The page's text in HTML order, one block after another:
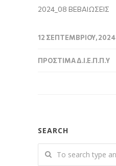
2024_08 ΒΕΒΑΙΩΣΕΙΣ
12 ΣΕΠΤΕΜΒΡΊΟΥ, 2024
ΠΡΌΣΤΙΜΑ Δ.Ι.Ε.Π.Π.Υ
SEARCH